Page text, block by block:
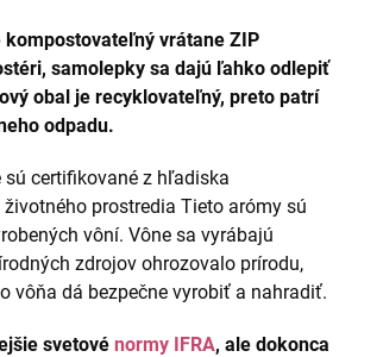
vrátane ZIP
samolepky sa dajú ľahko odlepiť
obal je recyklovateľný, preto patrí
odpadu.
sú certifikované z hľadiska
prostredia Tieto arómy sú
vôní. Vône sa vyrábajú
zdrojov ohrozovalo prírodu,
vôňa dá bezpečne vyrobiť a nahradiť.
svetové normy IFRA, ale dokonca